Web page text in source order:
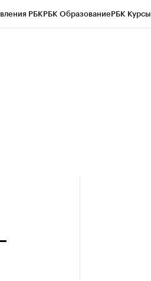
РБКРБК ОбразованиеРБК Курсы